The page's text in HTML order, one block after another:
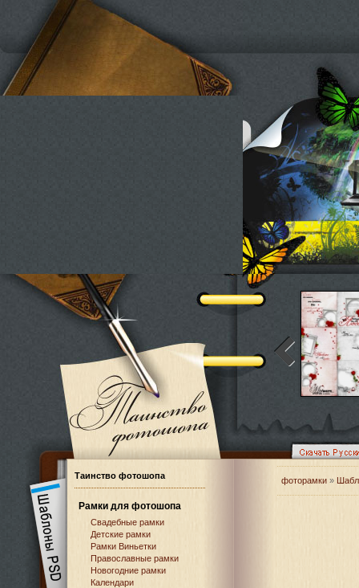
Таинство фотошопа
Рамки для фотошопа
Свадебные рамки
Детские рамки
Рамки Виньетки
Православные рамки
Новогодние рамки
Календари
фоторамки »